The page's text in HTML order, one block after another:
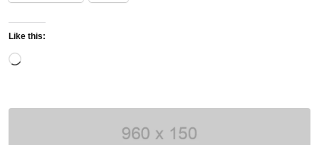
Like this:
Loading…